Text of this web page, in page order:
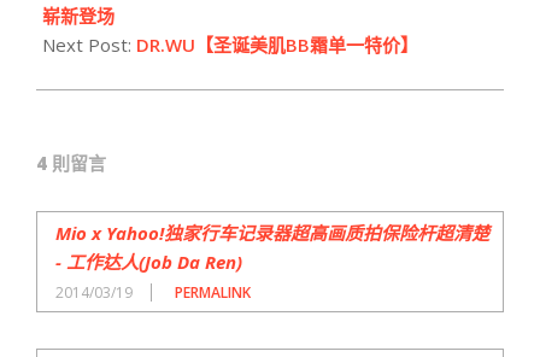
04
崭新登场
Next Post: DR.WU【圣诞美肌BB霜单一特价】
4 則留言
Mio x Yahoo!独家行车记录器超高画质拍保险杆超清楚
- 工作达人(Job Da Ren)
2014/03/19 PERMALINK